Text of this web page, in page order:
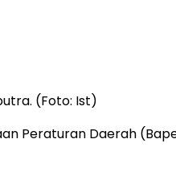
(Foto: Ist)
Peraturan Daerah